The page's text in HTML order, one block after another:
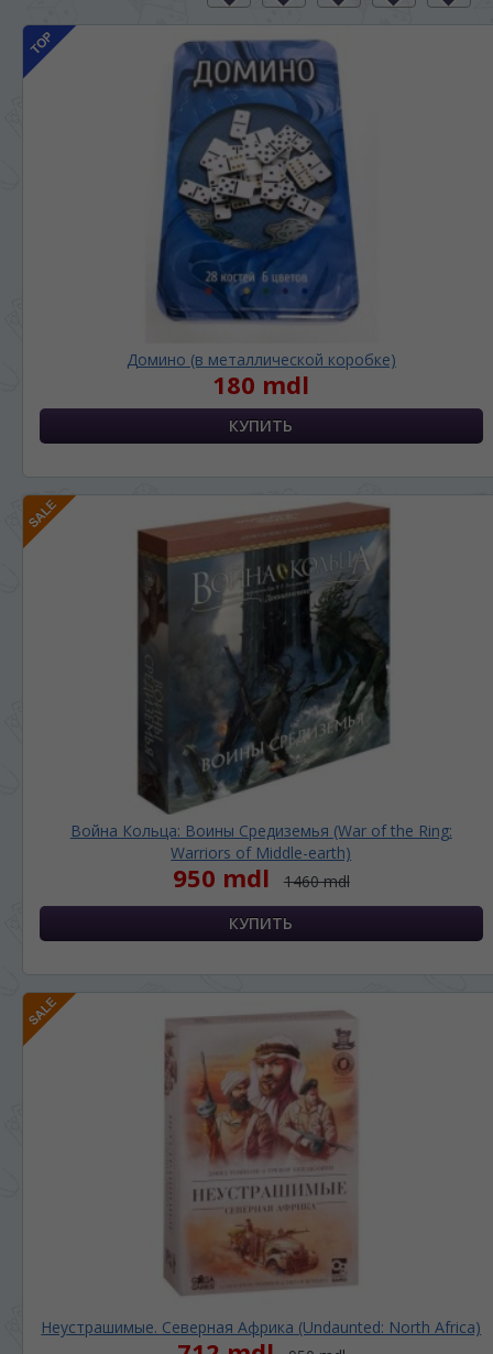
Домино (в металлической коробке)
180 mdl
Война Кольца: Воины Средиземья (War of the Ring:
Warriors of Middle-earth)
950 mdl 1460 mdl
Неустрашимые. Северная Африка (Undaunted: North Africa)